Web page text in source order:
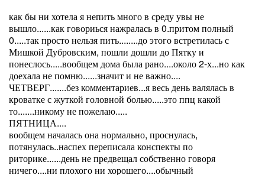
как бы ни хотела я непить много в среду увы не
вышло......как говориься нажралась в 0.притом полный
0.....так просто нельзя пить........до этого встретилась с
Мишкой Дубровским, пошли дошли до Пятку и
понеслось.....вообщем дома была рано....около 2-х...но как
доехала не помню......значит и не важно....
ЧЕТВЕРГ.......без комментариев...я весь день валялась в
кроватке с жуткой головной болью.....это ппц какой
то.......никому не пожелаю.....
ПЯТНИЦА....
вообщем началась она нормально, проснулась,
потянулась..наспех переписала конспекты по
риторике......день не предвещал собственно говоря
ничего....ни плохого ни хорошего....обычный